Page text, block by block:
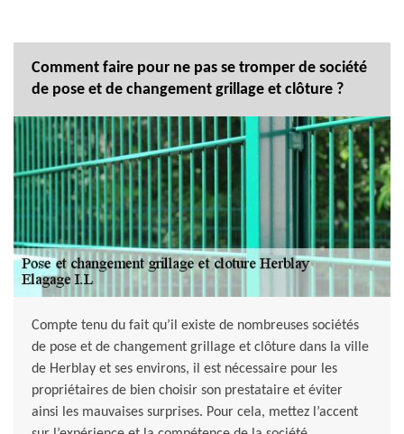
Comment faire pour ne pas se tromper de société
de pose et de changement grillage et clôture ?
Compte tenu du fait qu’il existe de nombreuses sociétés
de pose et de changement grillage et clôture dans la ville
de Herblay et ses environs, il est nécessaire pour les
propriétaires de bien choisir son prestataire et éviter
ainsi les mauvaises surprises. Pour cela, mettez l’accent